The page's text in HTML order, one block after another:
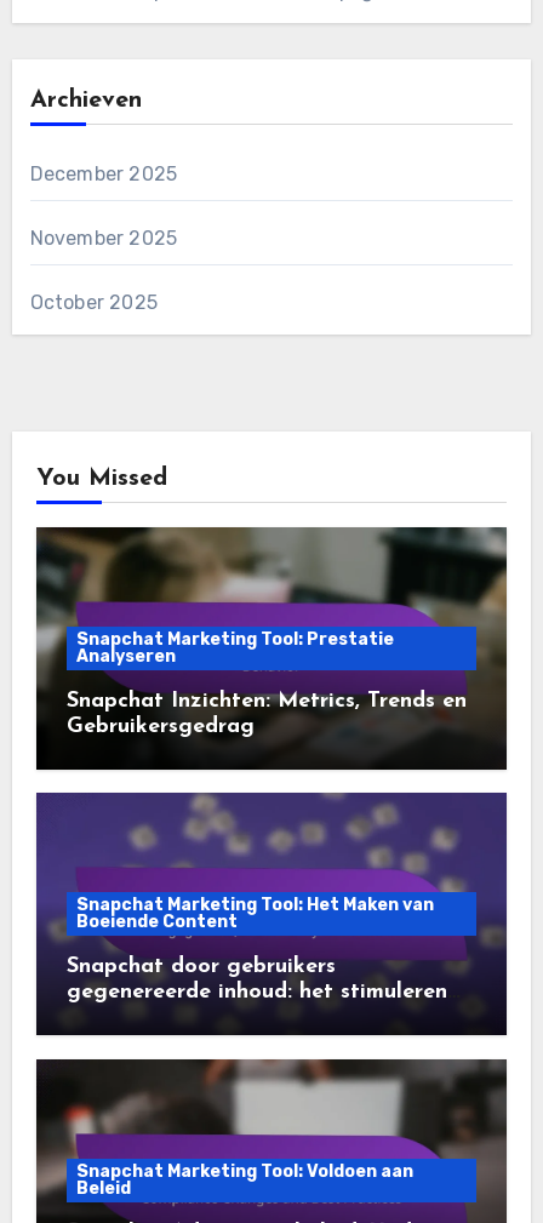
Archieven
December 2025
November 2025
October 2025
You Missed
Snapchat Marketing Tool: Prestatie
Analyseren
Snapchat Inzichten: Metrics, Trends en
Gebruikersgedrag
Snapchat Marketing Tool: Het Maken van
Boeiende Content
Snapchat door gebruikers
gegenereerde inhoud: het stimuleren
van betrokkenheid, authenticiteit en
Snapchat Marketing Tool: Voldoen aan
Beleid